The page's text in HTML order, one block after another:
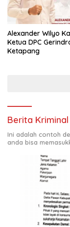
Alexander Wilyo
Ketua DPC
Ketapang
Berita Kriminal
Ini adalah contoh
anda bisa